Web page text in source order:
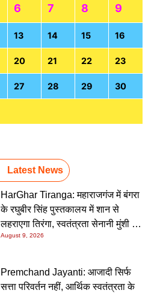
6 7 8 9
13 14 15 16
20 21 22 23
27 28 29 30
Latest News
HarGhar Tiranga: महाराजगंज में बंगरा
के रघुबीर सिंह पुस्तकालय में शान से
लहराएगा तिरंगा, स्वतंत्रता सेनानी मुंशी सिंह
होंगे मुख्य अतिथि
August 9, 2026
Premchand Jayanti: आजादी सिर्फ
सत्ता परिवर्तन नहीं, आर्थिक स्वतंत्रता के